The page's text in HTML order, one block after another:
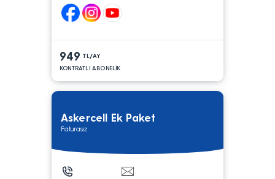
949 TL/AY
KONTRATLI ABONELİK
Askercell Ek Paket
Faturasız